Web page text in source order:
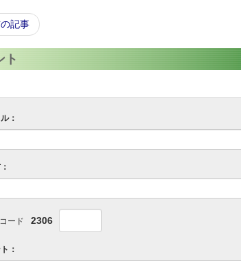
記事
ト
：
ード 2306
：